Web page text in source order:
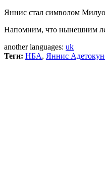
Яннис стал символом
Напомним, что нынешним
another languages: uk
Теги: НБА, Яннис